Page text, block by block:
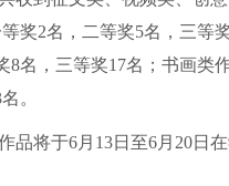
奖2名，二等奖5名，三等
8名，三等奖17名；书画类
名。
品将于6月 13日至6月 20日